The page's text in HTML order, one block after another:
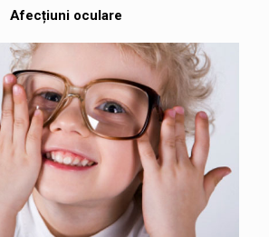
Afecțiuni oculare